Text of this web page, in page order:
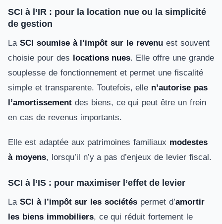
SCI à l’IR : pour la location nue ou la simplicité
de gestion
La SCI soumise à l’impôt sur le revenuest souvent
choisie pour des locations nues. Elle offre une grande
souplesse de fonctionnement et permet une fiscalité
simple et transparente. Toutefois, elle n’autorise pas
l’amortissement des biens, ce qui peut être un frein
en cas de revenus importants.
Elle est adaptée aux patrimoines familiaux modestes
à moyens, lorsqu’il n’y a pas d’enjeux de levier fiscal.
SCI à l’IS : pour maximiser l’effet de levier
La SCI à l’impôt sur les sociétés permet d’amortir
les biens immobiliers, ce qui réduit fortement le